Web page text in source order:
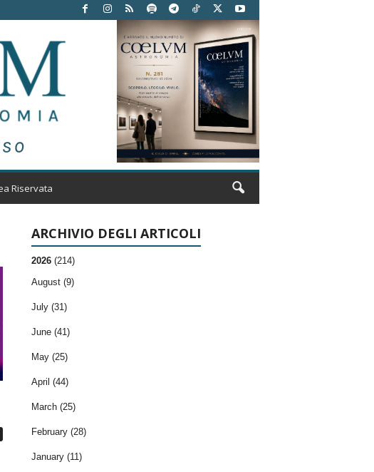
Riservata
ARCHIVIO DEGLI ARTICOLI
2026 (214)
August (9)
July (31)
June (41)
May (25)
April (44)
March (25)
February (28)
January (11)